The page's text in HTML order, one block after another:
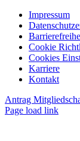
Impressum
Cookie
Cookies
Karriere
Kontakt
Antrag
Page load link